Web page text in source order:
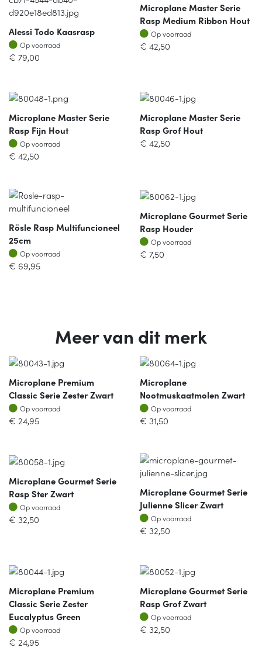
Alessi Todo Kaasrasp
Op voorraad
Op voorraad
€ 79,00
Microplane Master Serie
Rasp Medium Ribbon Hout
Op voorraad
Op voorraad
€ 42,50
Microplane Master Serie
Rasp Fijn Hout
Op voorraad
Op voorraad
€ 42,50
Microplane Master Serie
Rasp Grof Hout
€ 42,50
Rösle Rasp Multifuncioneel
25cm
Op voorraad
Op voorraad
€ 69,95
Microplane Gourmet Serie
Rasp Houder
Op voorraad
Op voorraad
€ 7,50
Meer van dit merk
Microplane Premium
Classic Serie Zester Zwart
Op voorraad
Op voorraad
€ 24,95
Microplane
Nootmuskaatmolen Zwart
Op voorraad
Op voorraad
€ 31,50
Microplane Gourmet Serie
Rasp Ster Zwart
Op voorraad
Op voorraad
€ 32,50
Microplane Gourmet Serie
Julienne Slicer Zwart
Op voorraad
Op voorraad
€ 32,50
Microplane Premium
Classic Serie Zester
Eucalyptus Green
Op voorraad
Op voorraad
€ 24,95
Microplane Gourmet Serie
Rasp Grof Zwart
Op voorraad
Op voorraad
€ 32,50